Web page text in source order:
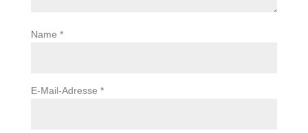
Name *
E-Mail-Adresse *